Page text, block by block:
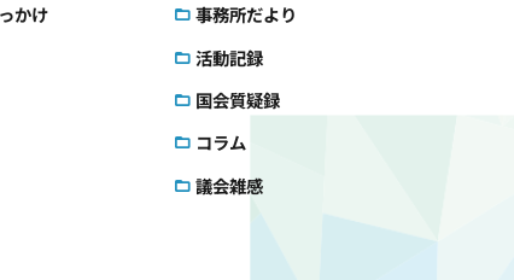
かけ
事務所だより
活動記録
国会質疑録
コラム
議会雑感